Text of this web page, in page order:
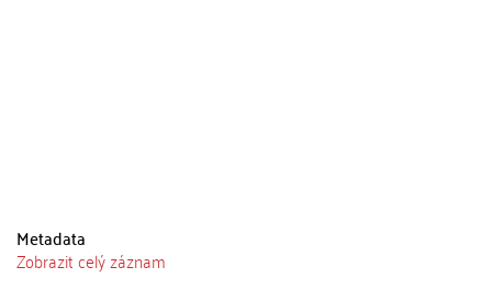
Metadata
Zobrazit celý záznam